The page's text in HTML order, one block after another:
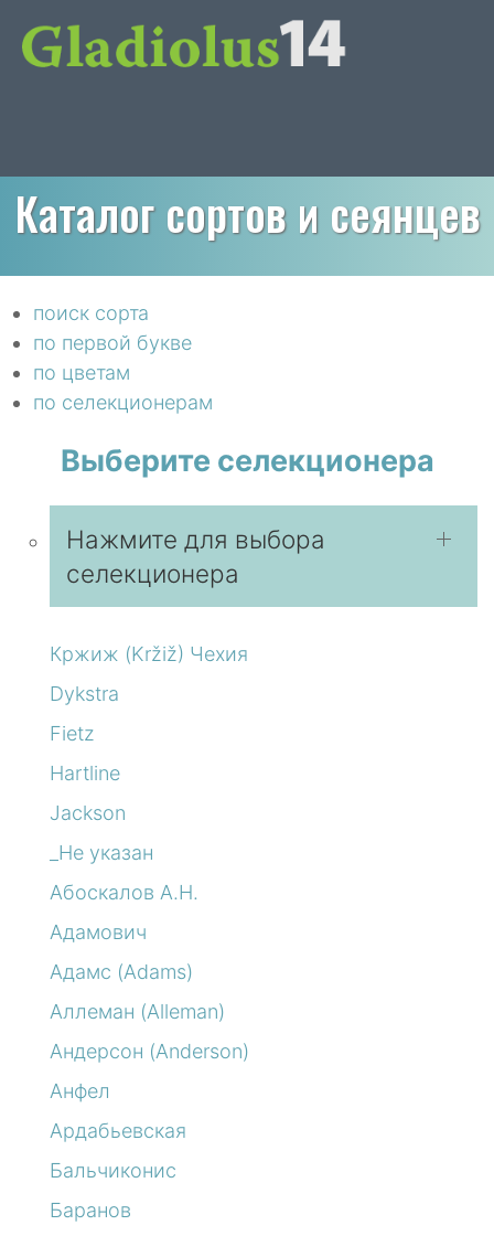
Каталог сортов и сеянцев
поиск сорта
по первой букве
по цветам
по селекционерам
Выберите селекционера
Нажмите для выбора
селекционера
Кржиж (Kržiž) Чехия
Dykstra
Fietz
Hartline
Jackson
_Не указан
Абоскалов А.Н.
Адамович
Адамс (Adams)
Аллеман (Alleman)
Андерсон (Anderson)
Анфел
Ардабьевская
Бальчиконис
Баранов